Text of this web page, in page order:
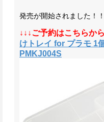
発売が開始されました！！
↓↓↓ご予約はこちらか
けトレイ for プラモ 1
PMKJ004S